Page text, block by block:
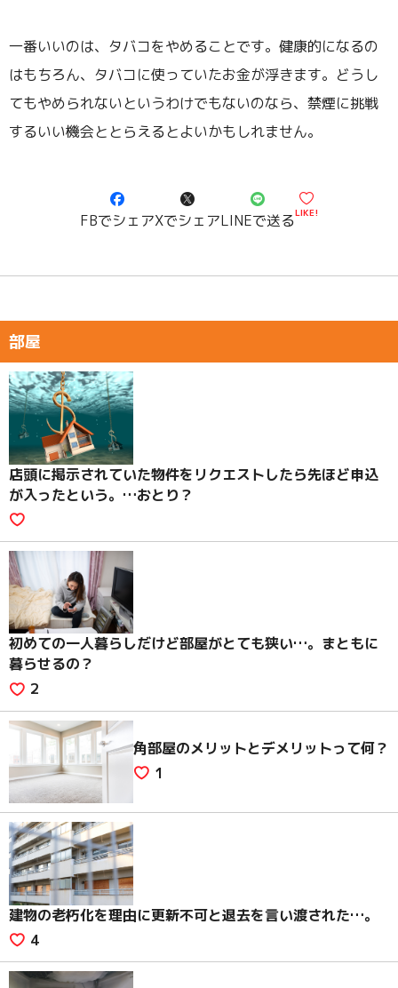
一番いいのは、タバコをやめることです。健康的になるの
はもちろん、タバコに使っていたお金が浮きます。どうし
てもやめられないというわけでもないのなら、禁煙に挑戦
するいい機会ととらえるとよいかもしれません。
FBでシェアXでシェアLINEで送るLIKE!
部屋
店頭に掲示されていた物件をリクエストしたら先ほど申込
が入ったという。…おとり？
初めての一人暮らしだけど部屋がとても狭い…。まともに
暮らせるの？
2
角部屋のメリットとデメリットって何？
1
建物の老朽化を理由に更新不可と退去を言い渡された…。
4